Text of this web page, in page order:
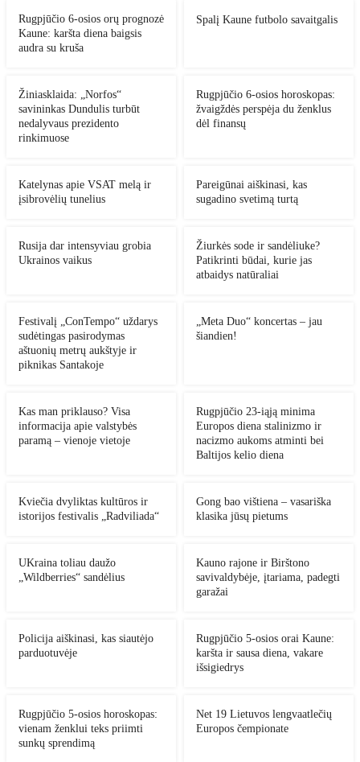
Rugpjūčio 6-osios orų prognozė
Kaune: karšta diena baigsis
audra su kruša
Spalį Kaune futbolo savaitgalis
Žiniasklaida: „Norfos“
savininkas Dundulis turbūt
nedalyvaus prezidento
rinkimuose
Rugpjūčio 6-osios horoskopas:
žvaigždės perspėja du ženklus
dėl finansų
Katelynas apie VSAT melą ir
įsibrovėlių tunelius
Pareigūnai aiškinasi, kas
sugadino svetimą turtą
Rusija dar intensyviau grobia
Ukrainos vaikus
Žiurkės sode ir sandėliuke?
Patikrinti būdai, kurie jas
atbaidys natūraliai
Festivalį „ConTempo“ uždarys
sudėtingas pasirodymas
aštuonių metrų aukštyje ir
piknikas Santakoje
„Meta Duo“ koncertas – jau
šiandien!
Kas man priklauso? Visa
informacija apie valstybės
paramą – vienoje vietoje
Rugpjūčio 23-iąją minima
Europos diena stalinizmo ir
nacizmo aukoms atminti bei
Baltijos kelio diena
Kviečia dvyliktas kultūros ir
istorijos festivalis „Radviliada“
Gong bao vištiena – vasariška
klasika jūsų pietums
UKraina toliau daužo
„Wildberries“ sandėlius
Kauno rajone ir Birštono
savivaldybėje, įtariama, padegti
garažai
Policija aiškinasi, kas siautėjo
parduotuvėje
Rugpjūčio 5-osios orai Kaune:
karšta ir sausa diena, vakare
išsigiedrys
Rugpjūčio 5-osios horoskopas:
vienam ženklui teks priimti
sunkų sprendimą
Net 19 Lietuvos lengvaatlečių
Europos čempionate